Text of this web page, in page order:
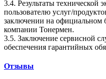
3.4. Результаты технической
пользователю услуг/
заключении на официальном
компании Тонермен.
3.5. Заключение сервисной
обеспечения гарантийных
Отзывы